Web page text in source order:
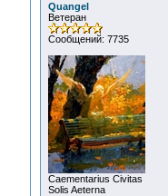
Quangel
Ветеран
Сообщений: 7735
Сaementarius Civitas
Solis Aeterna